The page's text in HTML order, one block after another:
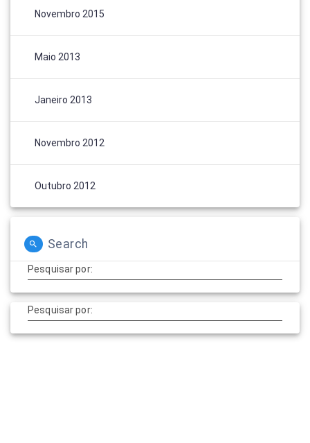
Novembro 2015
Maio 2013
Janeiro 2013
Novembro 2012
Outubro 2012
Search
Pesquisar por:
Pesquisar por: